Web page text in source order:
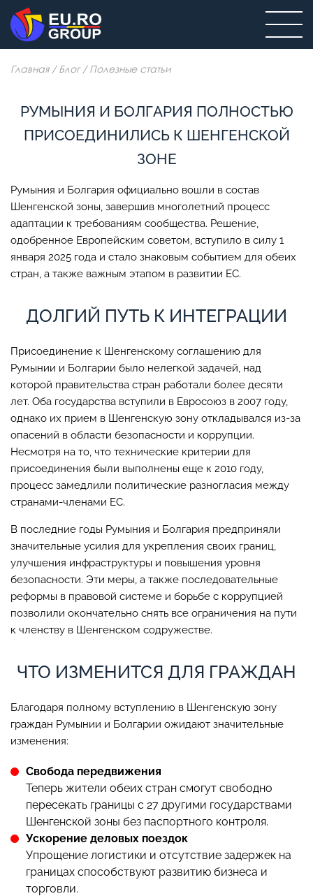
Главная / Блог / Полезные статьи
РУМЫНИЯ И БОЛГАРИЯ ПОЛНОСТЬЮ
ПРИСОЕДИНИЛИСЬ К ШЕНГЕНСКОЙ
ЗОНЕ
Румыния и Болгария официально вошли в состав
Шенгенской зоны, завершив многолетний процесс
адаптации к требованиям сообщества. Решение,
одобренное Европейским советом, вступило в силу 1
января 2025 года и стало знаковым событием для обеих
стран, а также важным этапом в развитии ЕС.
ДОЛГИЙ ПУТЬ К ИНТЕГРАЦИИ
Присоединение к Шенгенскому соглашению для
Румынии и Болгарии было нелегкой задачей, над
которой правительства стран работали более десяти
лет. Оба государства вступили в Евросоюз в 2007 году,
однако их прием в Шенгенскую зону откладывался из-за
опасений в области безопасности и коррупции.
Несмотря на то, что технические критерии для
присоединения были выполнены еще к 2010 году,
процесс замедлили политические разногласия между
странами-членами ЕС.
В последние годы Румыния и Болгария предприняли
значительные усилия для укрепления своих границ,
улучшения инфраструктуры и повышения уровня
безопасности. Эти меры, а также последовательные
реформы в правовой системе и борьбе с коррупцией
позволили окончательно снять все ограничения на пути
к членству в Шенгенском содружестве.
ЧТО ИЗМЕНИТСЯ ДЛЯ ГРАЖДАН
Благодаря полному вступлению в Шенгенскую зону
граждан Румынии и Болгарии ожидают значительные
изменения:
Свобода передвижения
Теперь жители обеих стран смогут свободно
пересекать границы с 27 другими государствами
Шенгенской зоны без паспортного контроля.
Ускорение деловых поездок
Упрощение логистики и отсутствие задержек на
границах способствуют развитию бизнеса и
торговли.